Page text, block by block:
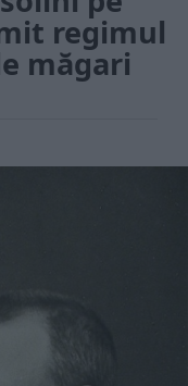
regimul
măgari